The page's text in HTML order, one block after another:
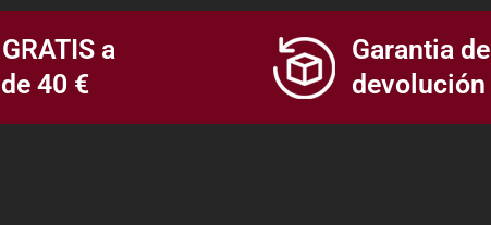
a
40 €
Garantia de
devolución